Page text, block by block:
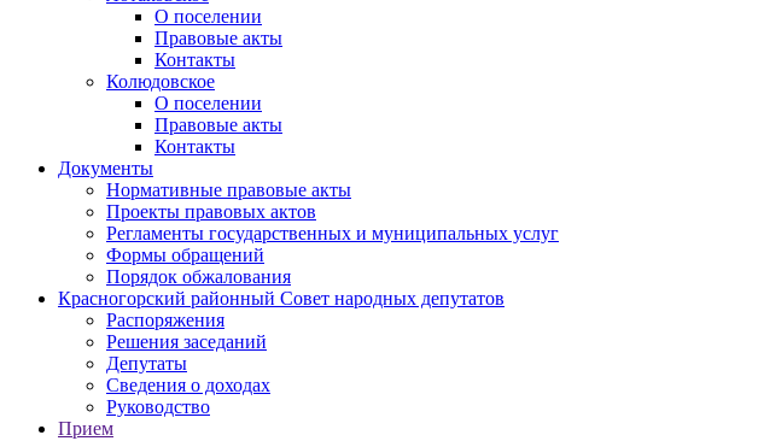
О поселении
Правовые акты
Контакты
Колюдовское
О поселении
Правовые акты
Контакты
Документы
Нормативные правовые акты
Проекты правовых актов
Регламенты государственных и муниципальных услуг
Формы обращений
Порядок обжалования
Красногорский районный Совет народных депутатов
Распоряжения
Решения заседаний
Депутаты
Сведения о доходах
Руководство
Прием